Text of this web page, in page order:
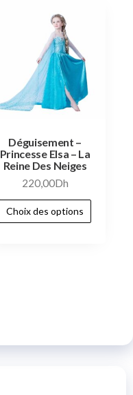
Déguisement –
Princesse Elsa – La
Reine Des Neiges
220,00Dh
Choix des options